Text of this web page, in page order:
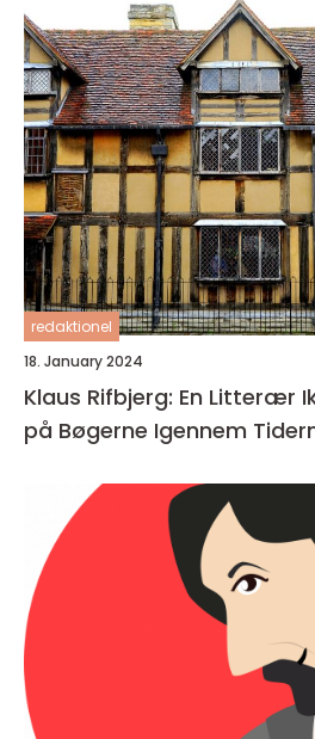
redaktionel
18. January 2024
Klaus Rifbjerg: En Litterær
på Bøgerne Igennem